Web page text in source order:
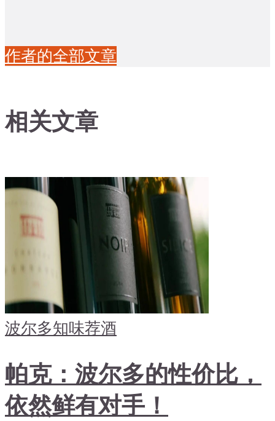
作者的全部文章
相关文章
波尔多知味荐酒
帕克：波尔多的性价比，
依然鲜有对手！